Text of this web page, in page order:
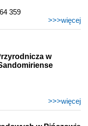
359
>>>więcej
w
>>>więcej